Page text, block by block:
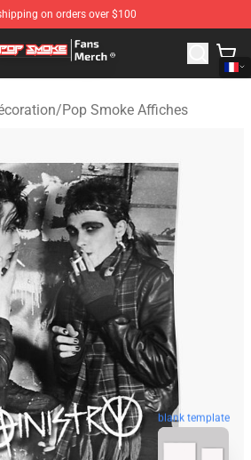
on orders over $100
- Official Pop Smoke Merchandise
/Pop Smoke Affiches
blank template